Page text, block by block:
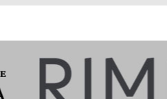
Vés al contingut